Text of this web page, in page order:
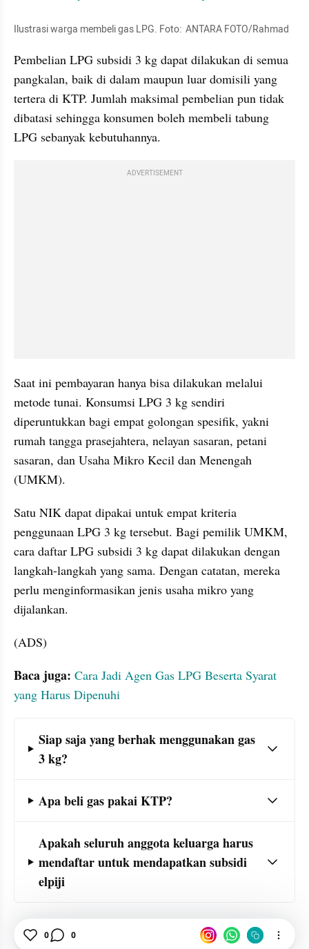
Ilustrasi warga membeli gas LPG. Foto:  ANTARA FOTO/Rahmad
Pembelian LPG subsidi 3 kg dapat dilakukan di semua
pangkalan, baik di dalam maupun luar domisili yang
tertera di KTP. Jumlah maksimal pembelian pun tidak
dibatasi sehingga konsumen boleh membeli tabung
LPG sebanyak kebutuhannya.
ADVERTISEMENT
Saat ini pembayaran hanya bisa dilakukan melalui
metode tunai. Konsumsi LPG 3 kg sendiri
diperuntukkan bagi empat golongan spesifik, yakni
rumah tangga prasejahtera, nelayan sasaran, petani
sasaran, dan Usaha Mikro Kecil dan Menengah
(UMKM).
Satu NIK dapat dipakai untuk empat kriteria
penggunaan LPG 3 kg tersebut. Bagi pemilik UMKM,
cara daftar LPG subsidi 3 kg dapat dilakukan dengan
langkah-langkah yang sama. Dengan catatan, mereka
perlu menginformasikan jenis usaha mikro yang
dijalankan.
(ADS)
Baca juga: Cara Jadi Agen Gas LPG Beserta Syarat
yang Harus Dipenuhi
Siap saja yang berhak menggunakan gas
3 kg?
Apa beli gas pakai KTP?
Apakah seluruh anggota keluarga harus
mendaftar untuk mendapatkan subsidi
elpiji
Gas LPG
KTP
0 0